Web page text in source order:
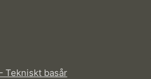
Tekniskt basår